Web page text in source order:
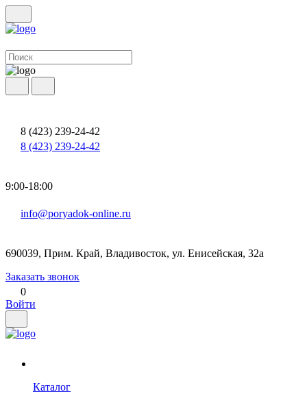
8 (423) 239-24-42
8 (423) 239-24-42
9:00-18:00
info@poryadok-online.ru
690039, Прим. Край, Владивосток, ул. Енисейская, 32а
Заказать звонок
0
Войти
Каталог